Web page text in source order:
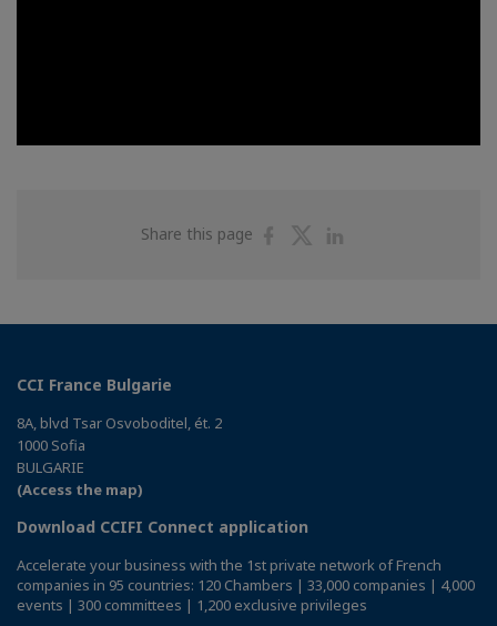
Share this page
ShareShare
CCI France Bulgarie
8A, blvd Tsar Osvoboditel, ét. 2
1000 Sofia
BULGARIE
(Access the map)
Download CCIFI Connect application
Accelerate your business with the 1st private network of French
companies in 95 countries: 120 Chambers | 33,000 companies | 4,000
events | 300 committees | 1,200 exclusive privileges